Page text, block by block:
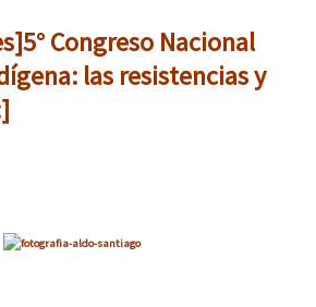
Congreso Nacional
las resistencias y